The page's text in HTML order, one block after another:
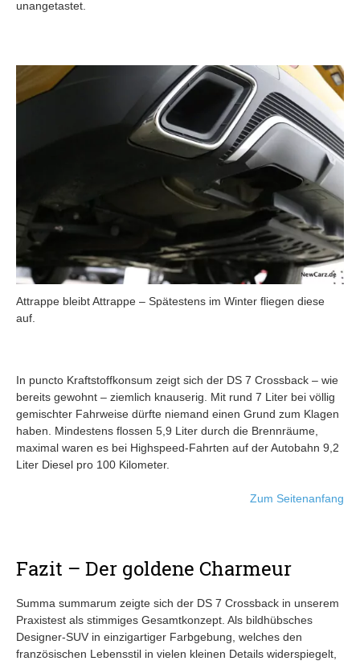
unangetastet.
Attrappe bleibt Attrappe – Spätestens im Winter fliegen diese
auf.
In puncto Kraftstoffkonsum zeigt sich der DS 7 Crossback – wie
bereits gewohnt – ziemlich knauserig. Mit rund 7 Liter bei völlig
gemischter Fahrweise dürfte niemand einen Grund zum Klagen
haben. Mindestens flossen 5,9 Liter durch die Brennräume,
maximal waren es bei Highspeed-Fahrten auf der Autobahn 9,2
Liter Diesel pro 100 Kilometer.
Zum Seitenanfang
Fazit – Der goldene Charmeur
Summa summarum zeigte sich der DS 7 Crossback in unserem
Praxistest als stimmiges Gesamtkonzept. Als bildhübsches
Designer-SUV in einzigartiger Farbgebung, welches den
französischen Lebensstil in vielen kleinen Details widerspiegelt,